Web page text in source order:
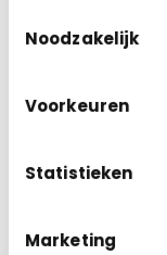
Noodzakelijk
Voorkeuren
Statistieken
Marketing
Overweeg om
vanaf uw
en krijgt u een